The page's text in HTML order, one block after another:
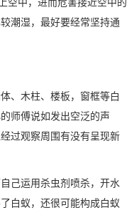
较潮湿，最好要经常坚持通
、木柱、楼板，窗框等白
师傅说如发出空泛的声
过观察周围有没有呈现新
己运用杀虫剂喷杀，开水
白蚁，还很可能构成白蚁